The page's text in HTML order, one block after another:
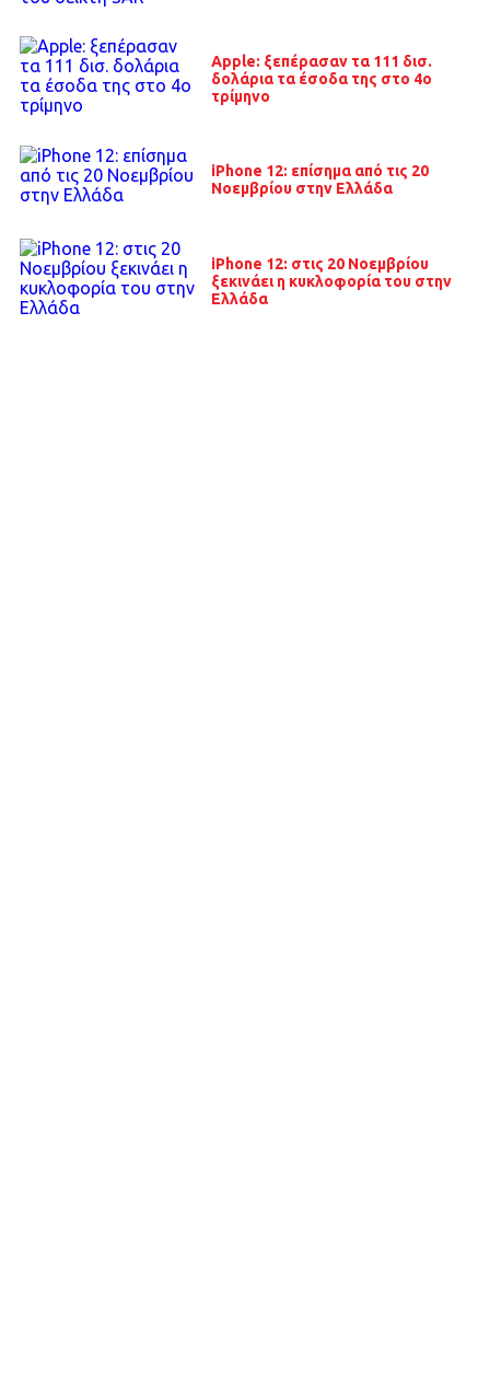
Apple: ξεπέρασαν τα 111 δισ.
δολάρια τα έσοδα της στο 4ο
τρίμηνο
iPhone 12: επίσημα από τις 20
Νοεμβρίου στην Ελλάδα
iPhone 12: στις 20 Νοεμβρίου
ξεκινάει η κυκλοφορία του στην
Ελλάδα